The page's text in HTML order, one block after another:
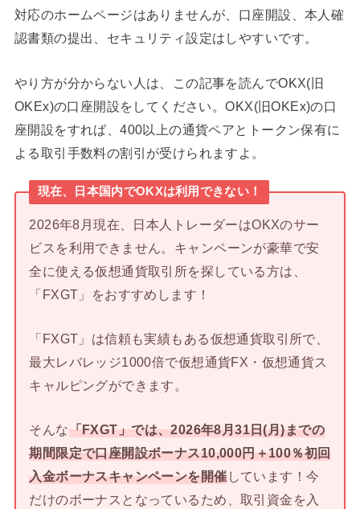
対応のホームページはありませんが、口座開設、本人確
認書類の提出、セキュリティ設定はしやすいです。
やり方が分からない人は、この記事を読んでOKX(旧
OKEx)の口座開設をしてください。OKX(旧OKEx)の口
座開設をすれば、400以上の通貨ペアとトークン保有に
よる取引手数料の割引が受けられますよ。
現在、日本国内でOKXは利用できない！
2026年8月現在、日本人トレーダーはOKXのサー
ビスを利用できません。キャンペーンが豪華で安
全に使える仮想通貨取引所を探している方は、
「FXGT」をおすすめします！
「FXGT」は信頼も実績もある仮想通貨取引所で、
最大レバレッジ1000倍で仮想通貨FX・仮想通貨ス
キャルピングができます。
そんな「FXGT」では、2026年8月31日(月)までの
期間限定で口座開設ボーナス10,000円＋100％初回
入金ボーナスキャンペーンを開催しています！今
だけのボーナスとなっているため、取引資金を入